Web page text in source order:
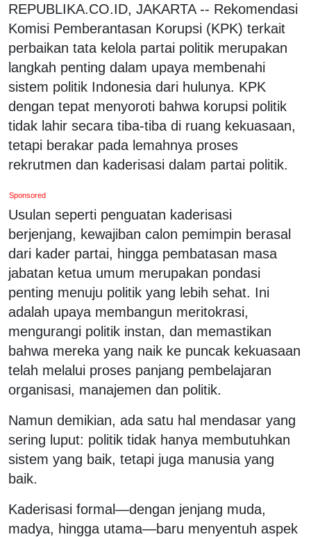
REPUBLIKA.CO.ID, JAKARTA -- Rekomendasi
Komisi Pemberantasan Korupsi (KPK) terkait
perbaikan tata kelola partai politik merupakan
langkah penting dalam upaya membenahi
sistem politik Indonesia dari hulunya. KPK
dengan tepat menyoroti bahwa korupsi politik
tidak lahir secara tiba-tiba di ruang kekuasaan,
tetapi berakar pada lemahnya proses
rekrutmen dan kaderisasi dalam partai politik.
Sponsored
Usulan seperti penguatan kaderisasi
berjenjang, kewajiban calon pemimpin berasal
dari kader partai, hingga pembatasan masa
jabatan ketua umum merupakan pondasi
penting menuju politik yang lebih sehat. Ini
adalah upaya membangun meritokrasi,
mengurangi politik instan, dan memastikan
bahwa mereka yang naik ke puncak kekuasaan
telah melalui proses panjang pembelajaran
organisasi, manajemen dan politik.
Namun demikian, ada satu hal mendasar yang
sering luput: politik tidak hanya membutuhkan
sistem yang baik, tetapi juga manusia yang
baik.
Kaderisasi formal—dengan jenjang muda,
madya, hingga utama—baru menyentuh aspek